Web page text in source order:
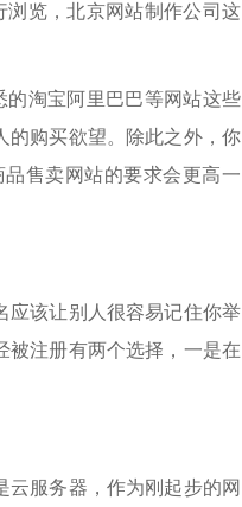
浏览，北京网站制作公司这
淘宝阿里巴巴等网站这些
的购买欲望。除此之外，你
售卖网站的要求会更高一
该让别人很容易记住你举
被注册有两个选择，一是在
云服务器，作为刚起步的网